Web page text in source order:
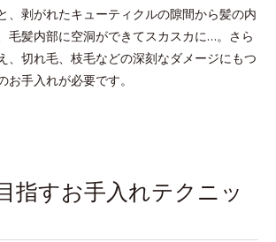
、剥がれたキューティクルの隙間から髪の内
毛髪内部に空洞ができてスカスカに…。さら
、切れ毛、枝毛などの深刻なダメージにもつ
お手入れが必要です。
指すお手入れテクニッ